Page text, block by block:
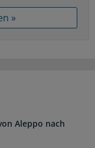
»
Aleppo nach